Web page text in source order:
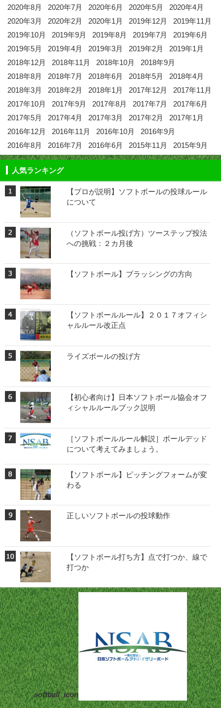
2020年8月
2020年7月 2020年6月 2020年5月
2020年4月
2020年3月
2020年2月 2020年1月 2019年12月
2019年11月
2019年10月
2019年9月 2019年8月 2019年7月
2019年6月
2019年5月
2019年4月 2019年3月 2019年2月
2019年1月
2018年12月
2018年11月 2018年10月
2018年9月
2018年8月
2018年7月 2018年6月 2018年5月
2018年4月
2018年3月
2018年2月 2018年1月 2017年12月
2017年11月
2017年10月
2017年9月 2017年8月 2017年7月
2017年6月
2017年5月
2017年4月 2017年3月 2017年2月
2017年1月
2016年12月
2016年11月 2016年10月
2016年9月
2016年8月
2016年7月 2016年6月 2015年11月 2015年9月
人気ランキング
【プロが説明】ソフトボールの投球ルール
について
（ソフトボール投げ方）ツーステップ投法
への挑戦：２カ月後
【ソフトボール】ブラッシングの方向
【ソフトボールルール】２０１７オフィシ
ャルルール改正点
ライズボールの投げ方
【初心者向け】日本ソフトボール協会オフ
ィシャルルールブック説明
［ソフトボールルール解説］ボールデッド
について考えてみましょう。
【ソフトボール】ピッチングフォームが変
わる
正しいソフトボールの投球動作
【ソフトボール打ち方】点で打つか、線で
打つか
softball_icon